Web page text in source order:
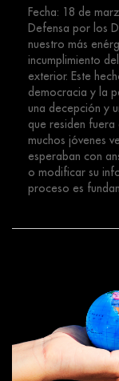
Fecha: 18 de
Defensa por los
nuestro más
incumplimiento
exterior. Este
democracia y la
una decepción y
que residen fuera
muchos jóvenes
esperaban con
o modificar su
proceso es